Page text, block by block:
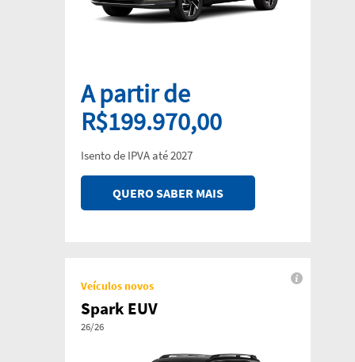
A partir de
R$199.970,00
Isento de IPVA até 2027
QUERO SABER MAIS
Veículos novos
Spark EUV
26/26